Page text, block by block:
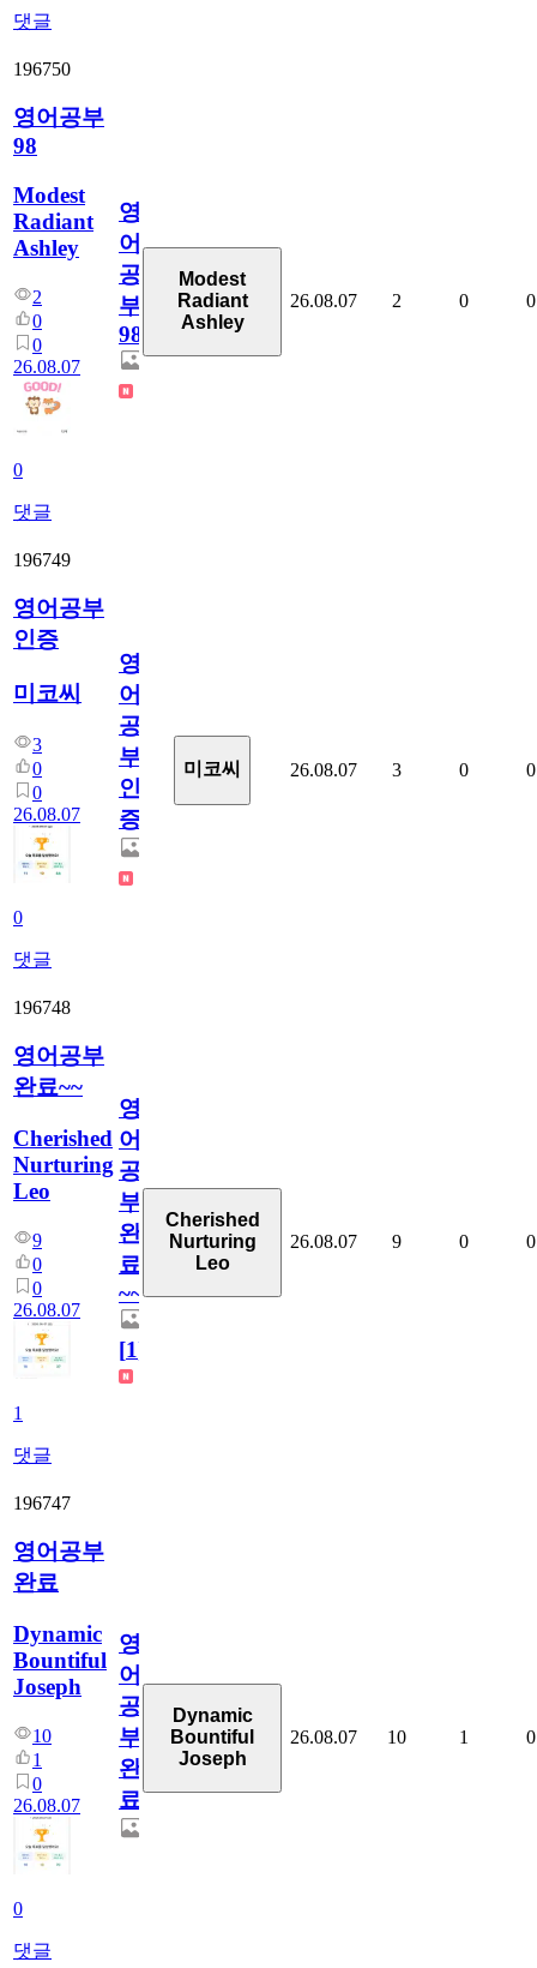
댓글
196750
영어공부
98
Modest
Radiant
Ashley
2
0
0
26.08.07
0
댓글
영
어
공
부
98
Modest
Radiant
Ashley
26.08.07 2 0 0
196749
영어공부
인증
미코씨
3
0
0
26.08.07
0
댓글
영
어
공
부
인
증
미코씨 26.08.07 3 0 0
196748
영어공부
완료~~
Cherished
Nurturing
Leo
9
0
0
26.08.07
1
댓글
영
어
공
부
완
료
~~
[1]
Cherished
Nurturing
Leo
26.08.07 9 0 0
196747
영어공부
완료
Dynamic
Bountiful
Joseph
10
1
0
26.08.07
0
댓글
영
어
공
부
완
료
Dynamic
Bountiful
Joseph
26.08.07 10 1 0